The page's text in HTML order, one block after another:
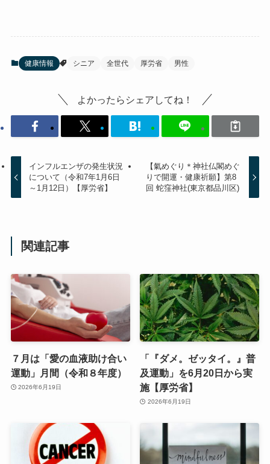
健康情報 シニア 全世代 厚労省 男性
よかったらシェアしてね！
インフルエンザの発生状況
について（令和7年1月6日
～1月12日）【厚労省】
【氣めぐり＊神社仏閣めぐ
りで開運・健康祈願】第8
回 蛇窪神社(東京都品川区)
関連記事
７月は「愛の血液助け合い
運動」月間（令和８年度）
2026年6月19日
「『ダメ。ゼッタイ。』普
及運動」を6月20日から実
施【厚労省】
2026年6月19日